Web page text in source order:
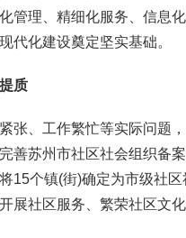
管理、精细化服务、信息
代化建设奠定坚实基础。
质
张、工作繁忙等实际问题
善苏州市社区社会组织备
15个镇(街)确定为市级社
展社区服务、繁荣社区文